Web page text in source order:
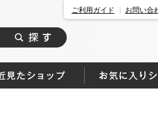
ご利用ガイド お問い合